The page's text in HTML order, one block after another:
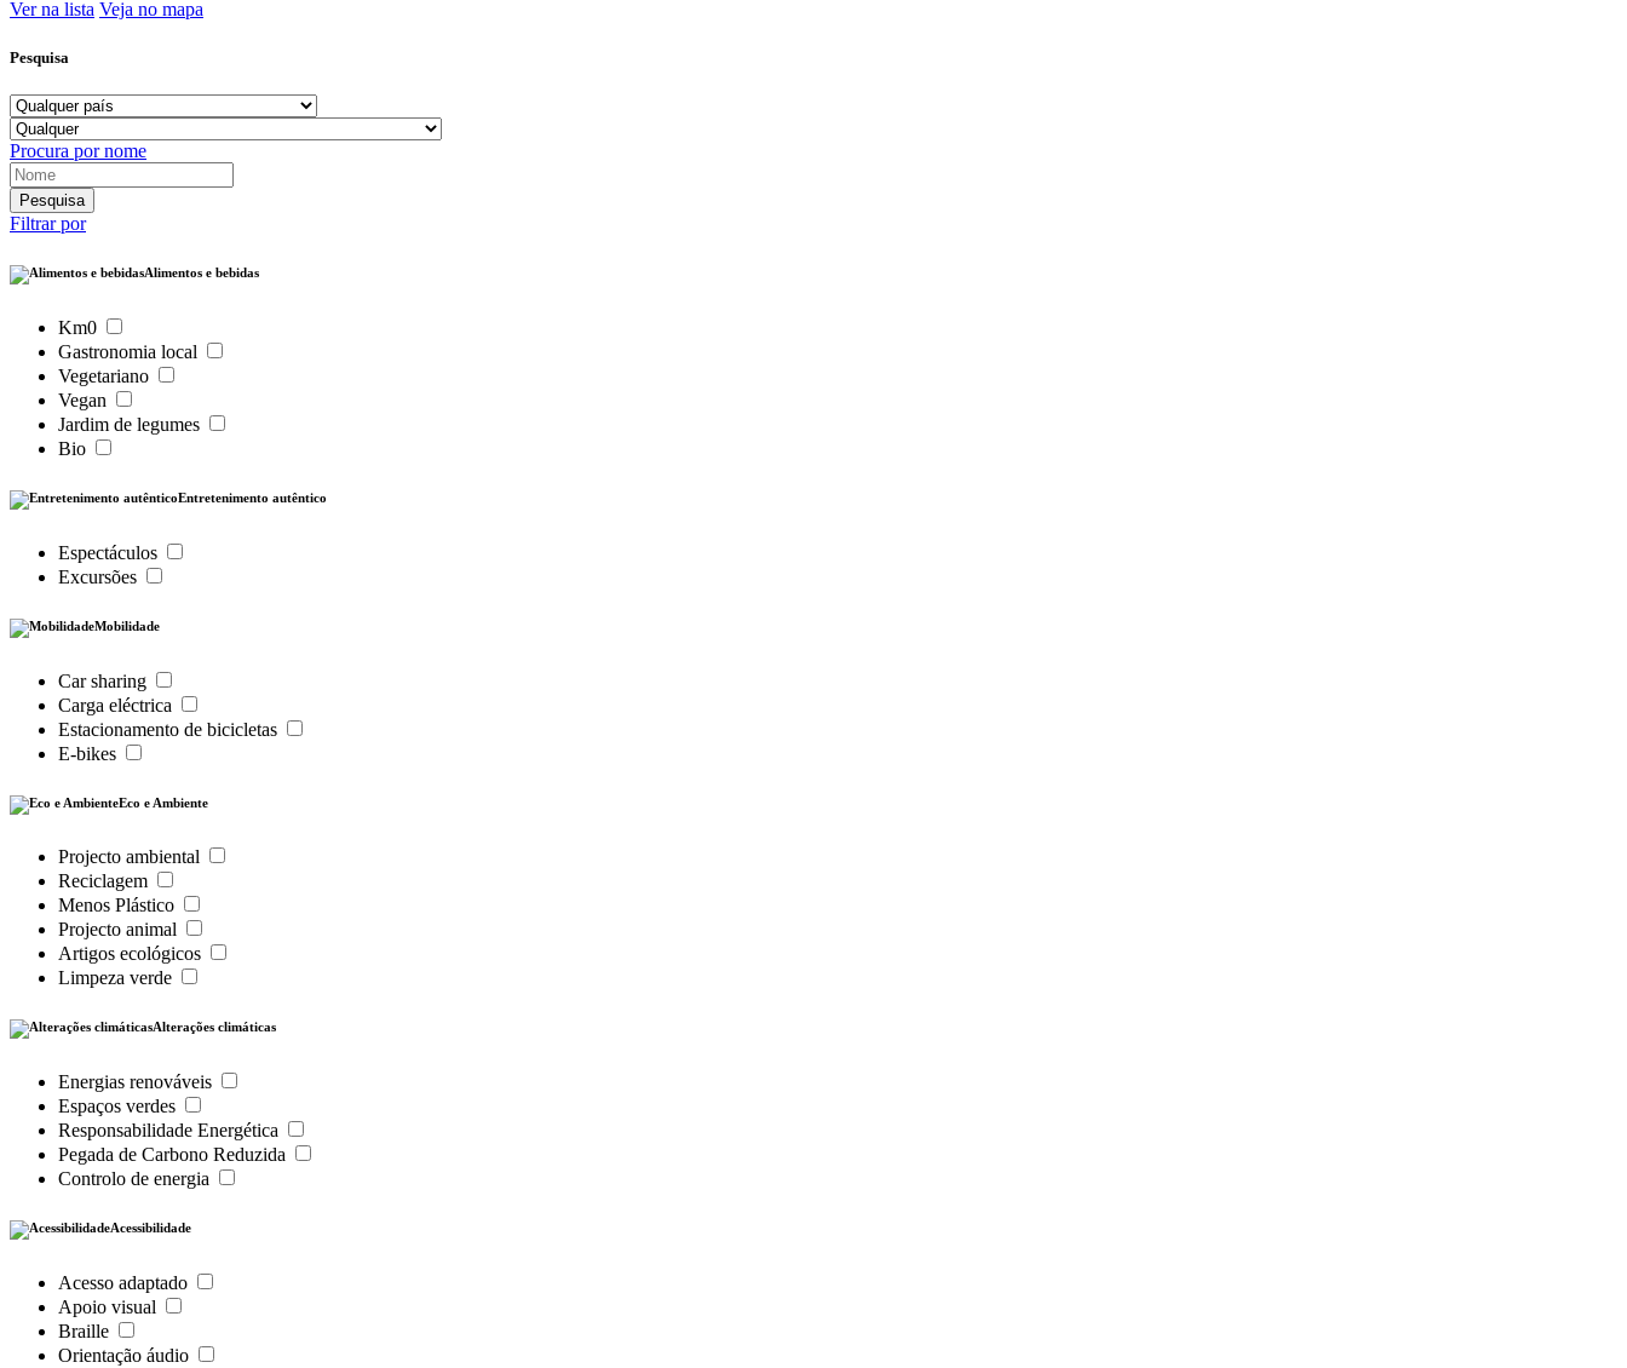
Ver na lista Veja no mapa
Pesquisa
Procura por nome
Filtrar por
Alimentos e bebidas
Km0
Gastronomia local
Vegetariano
Vegan
Jardim de legumes
Bio
Entretenimento autêntico
Espectáculos
Excursões
Mobilidade
Car sharing
Carga eléctrica
Estacionamento de bicicletas
E-bikes
Eco e Ambiente
Projecto ambiental
Reciclagem
Menos Plástico
Projecto animal
Artigos ecológicos
Limpeza verde
Alterações climáticas
Energias renováveis
Espaços verdes
Responsabilidade Energética
Pegada de Carbono Reduzida
Controlo de energia
Acessibilidade
Acesso adaptado
Apoio visual
Braille
Orientação áudio